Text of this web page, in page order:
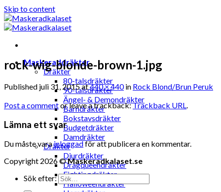
Skip to content
Maskeraddräkter
Dräkter
80-talsdräkter
90-talsdräkter
Ängel- & Demondräkter
Barndräkter
Bokstavsdräkter
Budgetdräkter
Damdräkter
Dräkter
Djurdräkter
Dragqueendräkter
Fightingdräkter
Halloweendräkter
rock-wig-blonde-brown-1.jpg
Published juli 31, 2015at440 × 440in Rock Blond/Brun Peruk
Post a commentor leave a trackback:Trackback URL.
Lämna ett svar
Du måste varainloggadför att publicera en kommentar.
Copyright 2026 ©Maskeradkalaset.se
Sök efter: